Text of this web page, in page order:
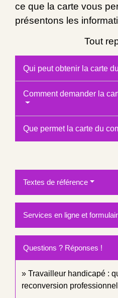
ce que la carte vous
présentons les
Tout
Qui peut obtenir la carte
Comment demander la
Que permet la carte du
Textes de référence
Services en ligne et
Questions ? Réponses !
Travailleur handicapé :
reconversion